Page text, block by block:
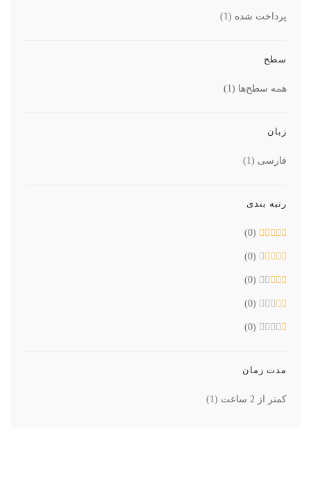
پرداخت شده (1)
سطح
همه سطح‌ها (1)
زبان
فارسی (1)
رتبه بندی
(0)
(0)
(0)
(0)
(0)
مدت زمان
کمتر از 2 ساعت (1)